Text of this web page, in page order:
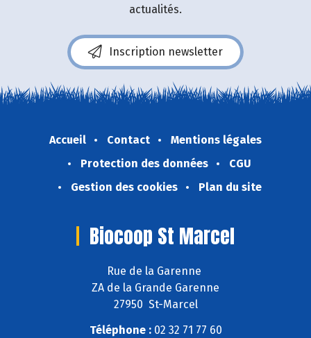
actualités.
Inscription newsletter
Accueil Contact
Mentions légales
Protection des données
CGU
Gestion des cookies
Plan du site
Biocoop St Marcel
Rue de la Garenne
ZA de la Grande Garenne
27950 St-Marcel
Téléphone :02 32 71 77 60